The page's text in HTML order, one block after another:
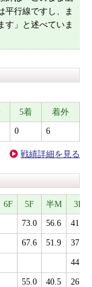
平行線ですし、ま
す」と述べていま
5着 着外
0 6
戦績詳細を見る
6F 5F 半M 3F
73.0 56.6 41.8
67.6 51.9 37.8
44.3
55.0 40.5 26.8